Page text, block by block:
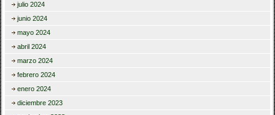
julio 2024
junio 2024
mayo 2024
abril 2024
marzo 2024
febrero 2024
enero 2024
diciembre 2023